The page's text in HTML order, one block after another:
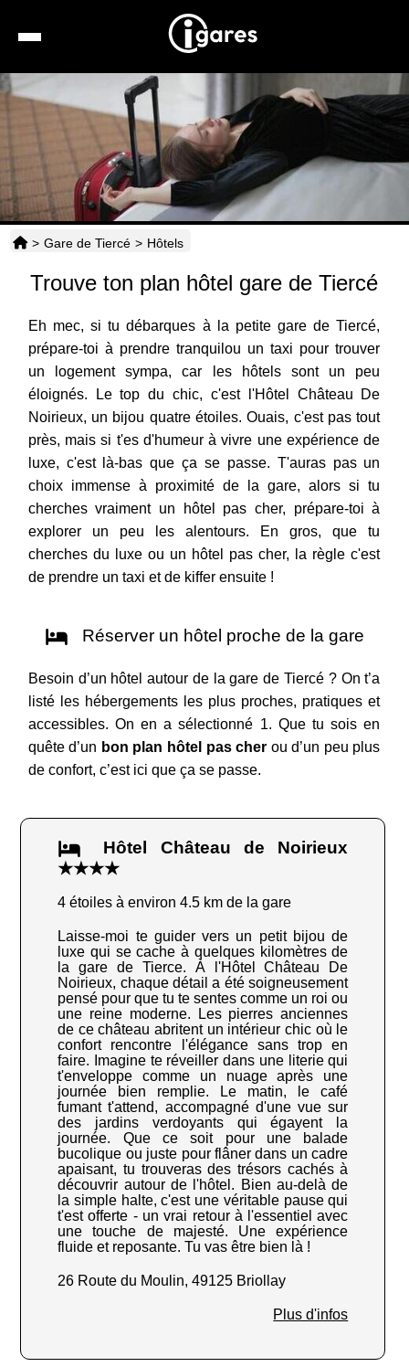
Location de voiture
Hôtels
Taxis
Horaires
> Gare de Tiercé > Hôtels
Trouve ton plan hôtel gare de Tiercé
Eh mec, si tu débarques à la petite gare de Tiercé,
prépare-toi à prendre tranquilou un taxi pour trouver
un logement sympa, car les hôtels sont un peu
éloignés. Le top du chic, c'est l'Hôtel Château De
Noirieux, un bijou quatre étoiles. Ouais, c'est pas tout
près, mais si t'es d'humeur à vivre une expérience de
luxe, c'est là-bas que ça se passe. T'auras pas un
choix immense à proximité de la gare, alors si tu
cherches vraiment un hôtel pas cher, prépare-toi à
explorer un peu les alentours. En gros, que tu
cherches du luxe ou un hôtel pas cher, la règle c'est
de prendre un taxi et de kiffer ensuite !
Réserver un hôtel proche de la gare
Besoin d’un hôtel autour de la gare de Tiercé ? On t’a
listé les hébergements les plus proches, pratiques et
accessibles. On en a sélectionné 1. Que tu sois en
quête d’un bon plan hôtel pas cher ou d’un peu plus
de confort, c’est ici que ça se passe.
Hôtel Château de Noirieux
★★★★
4 étoiles à environ 4.5 km de la gare
Laisse-moi te guider vers un petit bijou de
luxe qui se cache à quelques kilomètres de
la gare de Tierce. À l'Hôtel Château De
Noirieux, chaque détail a été soigneusement
pensé pour que tu te sentes comme un roi ou
une reine moderne. Les pierres anciennes
de ce château abritent un intérieur chic où le
confort rencontre l'élégance sans trop en
faire. Imagine te réveiller dans une literie qui
t'enveloppe comme un nuage après une
journée bien remplie. Le matin, le café
fumant t'attend, accompagné d'une vue sur
des jardins verdoyants qui égayent la
journée. Que ce soit pour une balade
bucolique ou juste pour flâner dans un cadre
apaisant, tu trouveras des trésors cachés à
découvrir autour de l'hôtel. Bien au-delà de
la simple halte, c'est une véritable pause qui
t'est offerte - un vrai retour à l'essentiel avec
une touche de majesté. Une expérience
fluide et reposante. Tu vas être bien là !
26 Route du Moulin, 49125 Briollay
Plus d'infos